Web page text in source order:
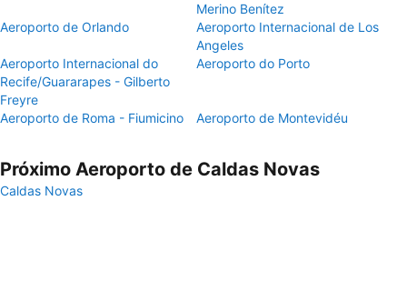
Merino Benítez
Aeroporto de Orlando
Aeroporto Internacional de Los
Angeles
Aeroporto Internacional do
Recife/Guararapes - Gilberto
Freyre
Aeroporto do Porto
Aeroporto de Roma - Fiumicino Aeroporto de Montevidéu
Próximo Aeroporto de Caldas Novas
Caldas Novas